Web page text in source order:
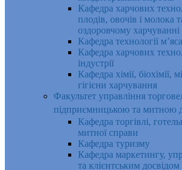
Кафедра харчових
плодів, овочів і молока
оздоровчому
Кафедра технології м’яса
Кафедра харчових
індустрії
Кафедра хімії, біохімії,
гігієни харчування
Факультет управління
підприємницькою та митною
Кафедра торгівлі,
митної справи
Кафедра туризму
Кафедра маркетингу,
та клієнтським досвідом